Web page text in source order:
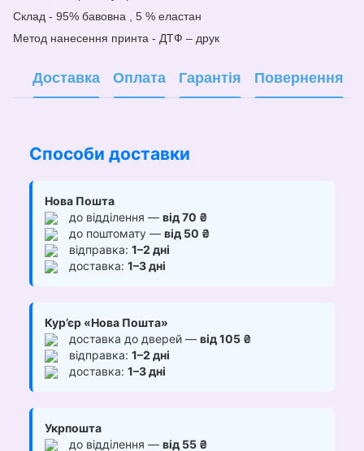
Склад - 95% бавовна , 5 % еластан
Метод нанесення принта - ДТФ – друк
Доставка Оплата Гарантія Повернення
Способи доставки
Нова Пошта
до відділення — від 70 ₴
до поштомату — від 50 ₴
відправка: 1–2 дні
доставка: 1–3 дні
Кур’єр «Нова Пошта»
доставка до дверей — від 105 ₴
відправка: 1–2 дні
доставка: 1–3 дні
Укрпошта
до відділення — від 55 ₴